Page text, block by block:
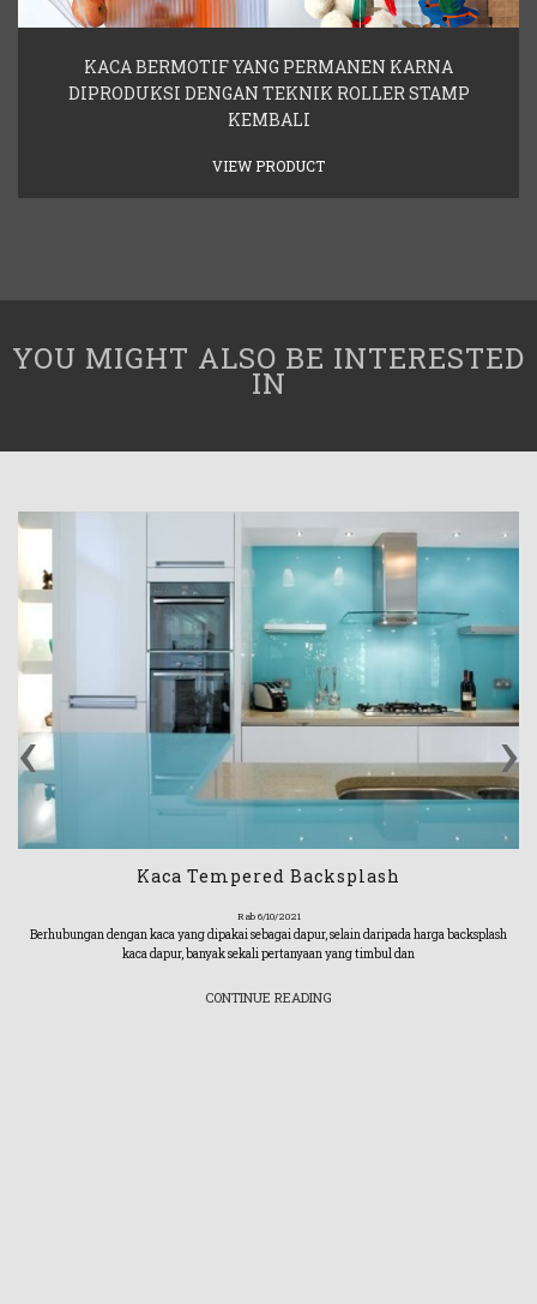
KACA BERMOTIF YANG PERMANEN KARNA
DIPRODUKSI DENGAN TEKNIK ROLLER STAMP
KEMBALI
VIEW PRODUCT
YOU MIGHT ALSO BE INTERESTED
IN
Kaca Tempered Backsplash
Rab 6/10/2021
Berhubungan dengan kaca yang dipakai sebagai dapur, selain daripada harga backsplash
kaca dapur, banyak sekali pertanyaan yang timbul dan
CONTINUE READING
‹ ›